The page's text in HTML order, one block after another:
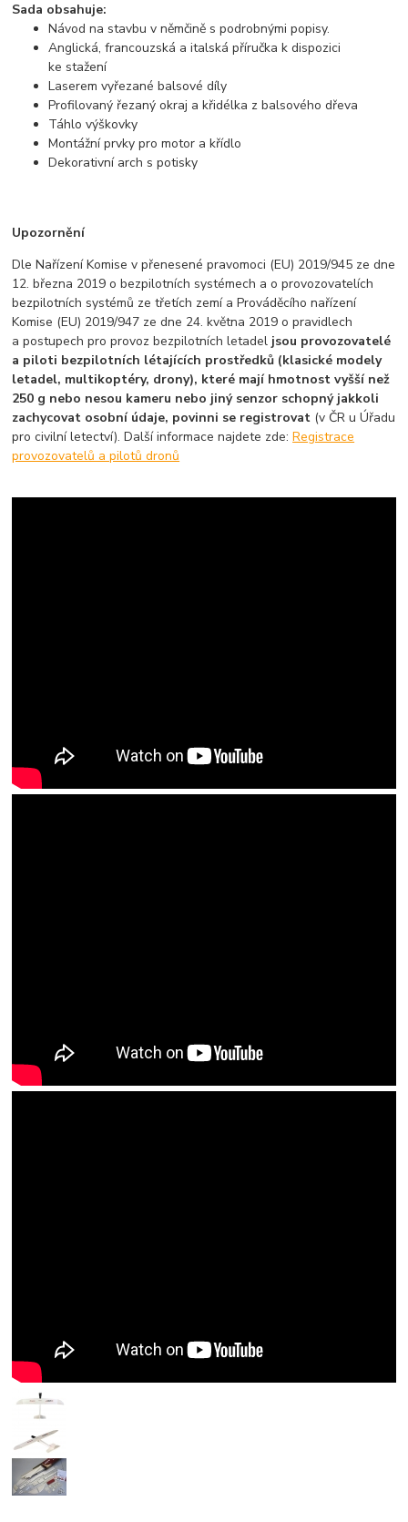
Sada obsahuje:
Návod na stavbu v němčině s podrobnými popisy.
Anglická, francouzská a italská příručka k dispozici
ke stažení
Laserem vyřezané balsové díly
Profilovaný řezaný okraj a křidélka z balsového dřeva
Táhlo výškovky
Montážní prvky pro motor a křídlo
Dekorativní arch s potisky
Upozornění
Dle Nařízení Komise v přenesené pravomoci (EU) 2019/945 ze dne
12. března 2019 o bezpilotních systémech a o provozovatelích
bezpilotních systémů ze třetích zemí a Prováděcího nařízení
Komise (EU) 2019/947 ze dne 24. května 2019 o pravidlech
a postupech pro provoz bezpilotních letadel jsou provozovatelé
a piloti bezpilotních létajících prostředků (klasické modely
letadel, multikoptéry, drony), které mají hmotnost vyšší než
250 g nebo nesou kameru nebo jiný senzor schopný jakkoli
zachycovat osobní údaje, povinni se registrovat (v ČR u Úřadu
pro civilní letectví). Další informace najdete zde:Registrace
provozovatelů a pilotů dronů